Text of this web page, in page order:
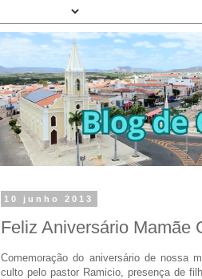
10 junho 2013
Feliz Aniversário Mamãe
Comemoração do aniversário de nossa
culto pelo pastor Ramicio, presença de